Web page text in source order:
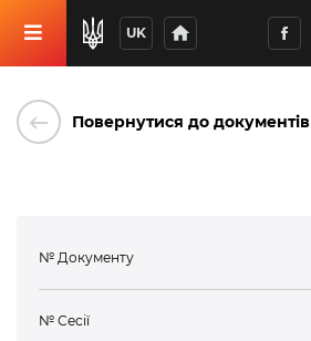
UK home
keyboard_backspace Повернутися до документів
№ Документу
№ Сесії